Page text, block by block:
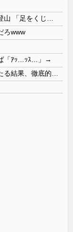
ろwww
「ｱｯ…ｯｽ…」→